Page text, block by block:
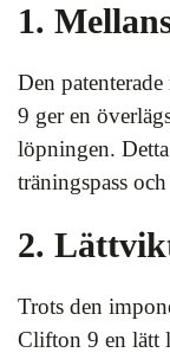
1.
Den
9 ger en
löpningen.
träningspass
2.
Trots den
Clifton 9 en lätt